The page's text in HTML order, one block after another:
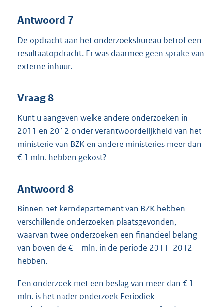
Antwoord 7
De opdracht aan het onderzoeksbureau betrof een
resultaatopdracht. Er was daarmee geen sprake van
externe inhuur.
Vraag 8
Kunt u aangeven welke andere onderzoeken in
2011 en 2012 onder verantwoordelijkheid van het
ministerie van BZK en andere ministeries meer dan
€ 1 mln. hebben gekost?
Antwoord 8
Binnen het kerndepartement van BZK hebben
verschillende onderzoeken plaatsgevonden,
waarvan twee onderzoeken een financieel belang
van boven de € 1 mln. in de periode 2011–2012
hebben.
Een onderzoek met een beslag van meer dan € 1
mln. is het nader onderzoek Periodiek